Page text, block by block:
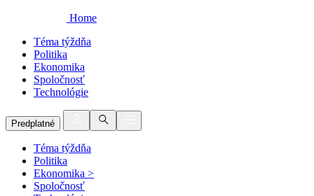
Home
Téma týždňa
Politika
Ekonomika
Spoločnosť
Technológie
Predplatné
Téma týždňa
Politika
Ekonomika >
Spoločnosť